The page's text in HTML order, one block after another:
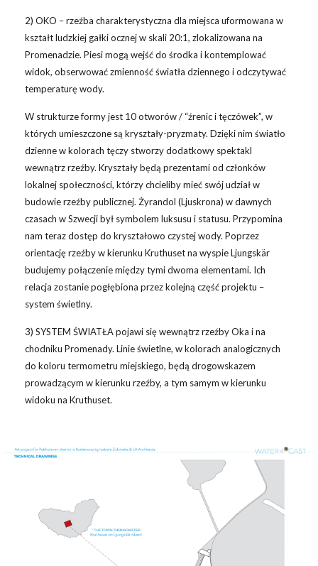
2) OKO – rzeźba charakterystyczna dla miejsca uformowana w
kształt ludzkiej gałki ocznej w skali 20:1, zlokalizowana na
Promenadzie. Piesi mogą wejść do środka i kontemplować
widok, obserwować zmienność światła dziennego i odczytywać
temperaturę wody.
W strukturze formy jest 10 otworów / “źrenic i tęczówek”, w
których umieszczone są kryształy-pryzmaty. Dzięki nim światło
dzienne w kolorach tęczy stworzy dodatkowy spektakl
wewnątrz rzeźby. Kryształy będą prezentami od członków
lokalnej społeczności, którzy chcieliby mieć swój udział w
budowie rzeźby publicznej. Żyrandol (Ljuskrona) w dawnych
czasach w Szwecji był symbolem luksusu i statusu. Przypomina
nam teraz dostęp do kryształowo czystej wody. Poprzez
orientację rzeźby w kierunku Kruthuset na wyspie Ljungskär
budujemy połączenie między tymi dwoma elementami. Ich
relacja zostanie pogłębiona przez kolejną część projektu –
system świetlny.
3) SYSTEM ŚWIATŁA pojawi się wewnątrz rzeźby Oka i na
chodniku Promenady. Linie świetlne, w kolorach analogicznych
do koloru termometru miejskiego, będą drogowskazem
prowadzącym w kierunku rzeźby, a tym samym w kierunku
widoku na Kruthuset.